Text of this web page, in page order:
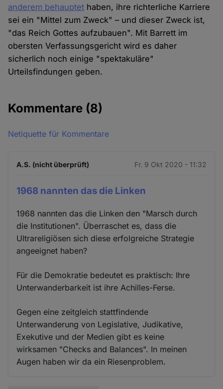
anderem behauptet haben, ihre richterliche Karriere
sei ein "Mittel zum Zweck" – und dieser Zweck ist,
"das Reich Gottes aufzubauen". Mit Barrett im
obersten Verfassungsgericht wird es daher
sicherlich noch einige "spektakuläre"
Urteilsfindungen geben.
Kommentare (8)
Netiquette für Kommentare
A.S. (nicht überprüft) Fr. 9 Okt 2020 - 11:32
1968 nannten das die Linken
1968 nannten das die Linken den "Marsch durch
die Institutionen". Überraschet es, dass die
Ultrareligiösen sich diese erfolgreiche Strategie
angeeignet haben?
Für die Demokratie bedeutet es praktisch: Ihre
Unterwanderbarkeit ist ihre Achilles-Ferse.
Gegen eine zeitgleich stattfindende
Unterwanderung von Legislative, Judikative,
Exekutive und der Medien gibt es keine
wirksamen "Checks and Balances". In meinen
Augen haben wir da ein Riesenproblem.